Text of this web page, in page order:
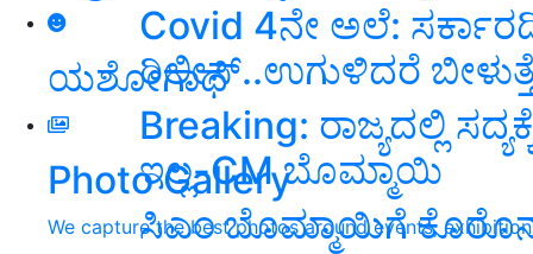
ಯಶೋಗಾಥೆ
Photo Gallery
We capture the best photos around events,
Covid 4ನೇ ಅಲೆ:
ರಿಲೀಸ್‌..ಉಗುಳಿದರೆ
Breaking: ರಾಜ್ಯದಲ್ಲಿ
ಇಲ್ಲ-CM ಬೊಮ್ಮಾಯಿ
ಸಿಎಂ ಬೊಮ್ಮಾಯಿಗೆ